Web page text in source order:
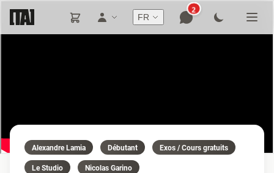
FR
2
Alexandre Lamia Débutant Exos / Cours gratuits
Le Studio Nicolas Garino